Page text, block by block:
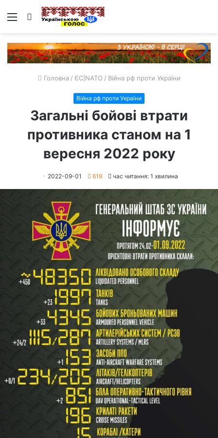
Меню Пошук
Головна / ЄС|NATO / Війна рф проти України
Війна рф проти України
Загальні бойові втрати
противника станом на 1
вересня 2022 року
2022-09-01 619 час читання: 1 хвилина